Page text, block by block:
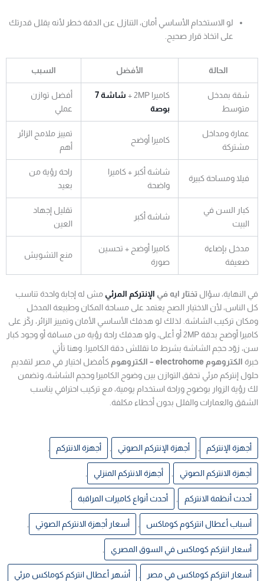
لو الاستخدام الأساسي أمان، التنازل عن الدقة خطر لأنه يقلل قدرتك
على اتخاذ قرار صحيح.
الحالة الأفضل السبب
شقة بمدخل
متوسط
كاميرا 2MP +
شاشة 7
بوصة
أفضل توازن
عملي
عمارة ومداخل
مشتركة
كاميرا أوضح
تمييز ملامح الزائر
أهم
فيلا ومساحة كبيرة
شاشة أكبر + كاميرا
واضحة
راحة رؤية من
بعيد
كبار السن في
البيت
شاشة أكبر
تقليل إجهاد
العين
مدخل بإضاءة
ضعيفة
كاميرا أوضح + تحسين
صورة
منع التشويش
في النهاية، سؤال تختار ايه في الإنتركم المرئي مش له إجابة واحدة تناسب
كل الناس، لأن الاختيار الصح يعتمد على مساحة المكان وطبيعة المدخل
ومكان تركيب الشاشة. لذلك لو هدفك الأساسي الأمان وتمييز الزائر، ركّز على
كاميرا أوضح بدقة 2MP أو أعلى، ولو هدفك راحة رؤية من مسافة أو وجود كبار
سن، زوّد حجم الشاشة بشرط ما تقللش دقة الكاميرا. وهنا تأتي
خبرة الكتروهوم electrohome – الكتروهوم
كأفضل اختيار في مصر لتقديم
حلول إنتركم مرئي تحقق التوازن بين وضوح الكاميرا وحجم الشاشة، وتضمن
لك رؤية الزوار بوضوح وراحة استخدام يومية، مع تركيب احترافي يناسب
الشقق والعمارات والفلل بدون أخطاء مكلفة.
أجهزة الإنتركم أجهزة الإنتركم الصوتي أجهزة الانتركم
أجهزة الانتركم الصوتي أجهزة الانتركم المنزلي
أحدث أنظمة الانتركم أحدث أنواع كاميرات المراقبة
أسباب أعطال انتركوم كوماكس أسعار أجهزة الانتركم الصوتي
أسعار انتركم كوماكس في السوق المصري
أسعار انتركم كوماكس في مصر أشهر أعطال انتركم كوماكس مرئي